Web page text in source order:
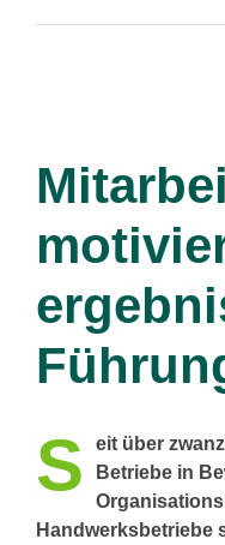
Fü
S
eit über
Betriebe in
Handwerksbetriebe